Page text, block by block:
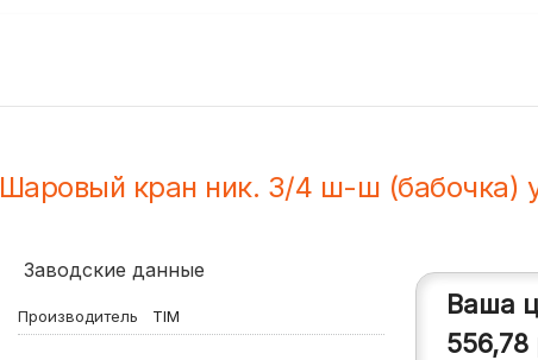
Шаровый кран ник. 3/4 ш-ш (бабочка)
Заводские данные
Производитель TIM
Ваша
556,78